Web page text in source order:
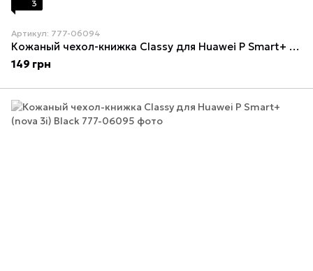
3
Артикул: 777-06094
Кожаный чехол-книжка Classy для Huawei P Smart+ (nova 3i) Maroon
149 грн